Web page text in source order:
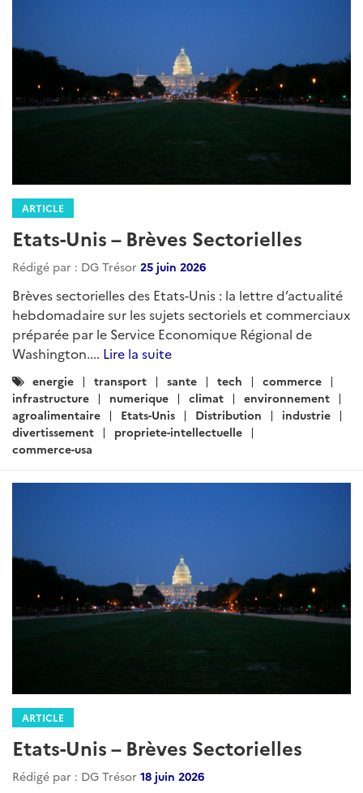
ARTICLE
Etats-Unis – Brèves Sectorielles
Rédigé par : DG Trésor 25 juin 2026
Brèves sectorielles des Etats-Unis : la lettre d’actualité
hebdomadaire sur les sujets sectoriels et commerciaux
préparée par le Service Economique Régional de
Washington.... Lire la suite
Catégories
:
energie transport sante tech
commerce
infrastructure
numerique climat
environnement
agroalimentaire
Etats-Unis Distribution
industrie
divertissement
propriete-intellectuelle
commerce-usa
ARTICLE
Etats-Unis – Brèves Sectorielles
Rédigé par : DG Trésor 18 juin 2026